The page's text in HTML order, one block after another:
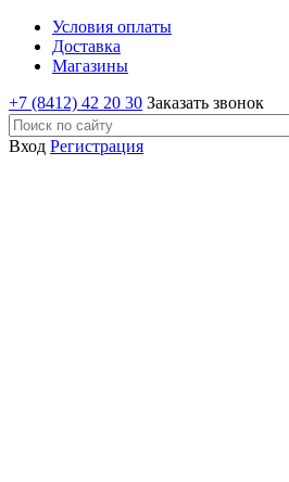
Условия оплаты
Доставка
Магазины
+7 (8412) 42 20 30 Заказать звонок
Вход Регистрация